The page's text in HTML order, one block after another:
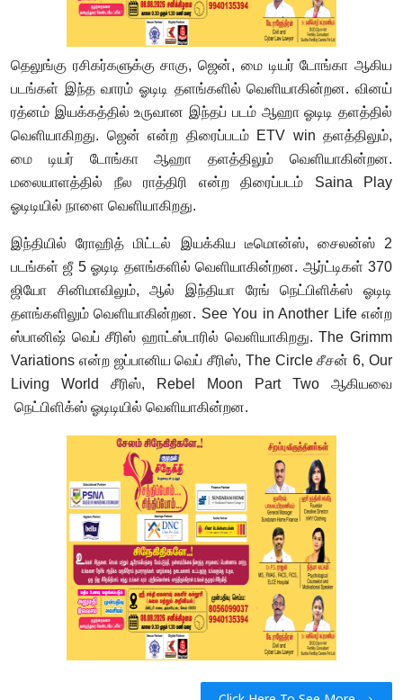
தெலுங்கு ரசிகர்களுக்கு சாகு, ஜென், மை டியர் டோங்கா ஆகிய
படங்கள் இந்த வாரம் ஓடிடி தளங்களில் வெளியாகின்றன. வினய்
ரத்னம் இயக்கத்தில் உருவான இந்தப் படம் ஆஹா ஓடிடி தளத்தில்
வெளியாகிறது. ஜென் என்ற திரைப்படம் ETV win தளத்திலும்,
மை டியர் டோங்கா ஆஹா தளத்திலும் வெளியாகின்றன.
மலையாளத்தில் நீல ராத்திரி என்ற திரைப்படம் Saina Play
ஓடிடியில் நாளை வெளியாகிறது.
இந்தியில் ரோஹித் மிட்டல் இயக்கிய டீமொன்ஸ், சைலன்ஸ் 2
படங்கள் ஜீ 5 ஓடிடி தளங்களில் வெளியாகின்றன. ஆர்ட்டிகள் 370
ஜியோ சினிமாவிலும், ஆல் இந்தியா ரேங் நெட்பிளிக்ஸ் ஓடிடி
தளங்களிலும் வெளியாகின்றன. See You in Another Life என்ற
ஸ்பானிஷ் வெப் சீரிஸ் ஹாட்ஸ்டாரில் வெளியாகிறது. The Grimm
Variations என்ற ஜப்பானிய வெப் சீரிஸ், The Circle சீசன் 6, Our
Living World சீரிஸ், Rebel Moon Part Two ஆகியவை
நெட்பிளிக்ஸ் ஓடிடியில் வெளியாகின்றன.